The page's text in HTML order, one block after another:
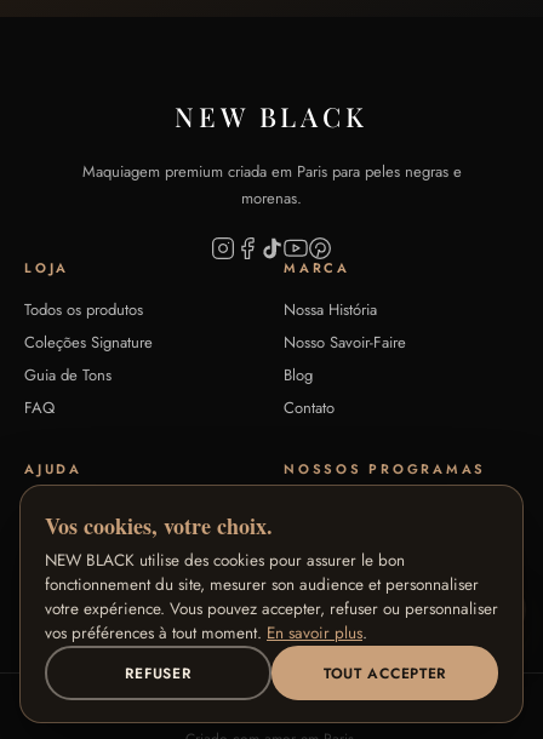
NEW BLACK
Maquiagem premium criada em Paris para peles negras e
morenas.
LOJA
Todos os produtos
Coleções Signature
Guia de Tons
FAQ
MARCA
Nossa História
Nosso Savoir-Faire
Blog
Contato
AJUDA
Termos e Condições
Privacidade
Aviso Legal
NOSSOS PROGRAMAS
Programa de Afiliados
Pro / B2B
Vos cookies, votre choix.
NEW BLACK utilise des cookies pour assurer le bon
fonctionnement du site, mesurer son audience et personnaliser
votre expérience. Vous pouvez accepter, refuser ou personnaliser
vos préférences à tout moment. En savoir plus.
REFUSER TOUT ACCEPTER